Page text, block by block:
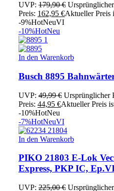
UVP: 179,90€
Preis: 162,95 €Aktueller Preis
-9%HotNeuVI
-10%HotNeu
In den Warenkorb
Busch 8895
UVP: 49,99€ Ursprünglicher
Preis: 44,95 €Aktueller Preis
-10%HotNeu
-7%HotNeuVI
In den Warenkorb
PIKO 21803 E-Lok
Express, PKP IC,
UVP: 225,00€